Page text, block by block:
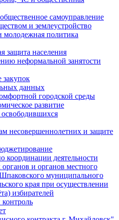
самоуправление
и землеустройство
молодежная политика
защита населения
неформальной занятости
закупок
данных
городской среды
развитие
несовершеннолетних и защите
координации деятельности
и органов местного
муниципального
края при осуществлении
избирателей